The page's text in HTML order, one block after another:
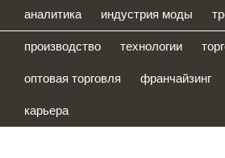
аналитика индустрия моды
производство технологии
оптовая торговля франчайзинг
карьера